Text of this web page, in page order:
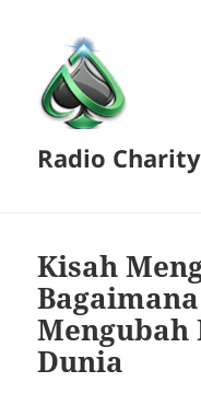
Radio Charity
Kisah
Dunia